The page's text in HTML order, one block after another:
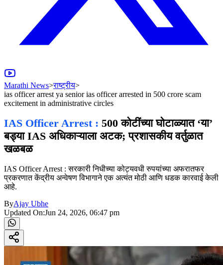
Marathi News>राष्ट्रीय>
ias officer arrest ya senior ias officer arrested in 500 crore scam
excitement in administrative circles
IAS Officer Arrest : 500 कोटींच्या घोटाळ्यात ‘या’
बड्या IAS अधिकाऱ्याला अटक; प्रशासकीय वर्तुळात
खळबळ
IAS Officer Arrest : सरकारी निधीच्या कोट्यवधी रुपयांच्या अफरातफर
प्रकरणात केंद्रीय अन्वेषण विभागाने एक अत्यंत मोठी आणि धडक कारवाई केली
आहे.
ByAjay Ubhe
Updated On:Jun 24, 2026, 06:47 pm